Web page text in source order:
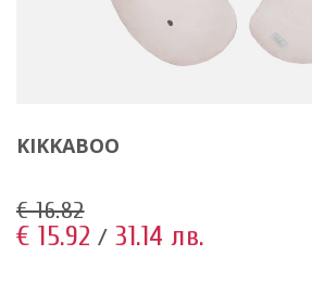
KIKKABOO
€ 16.82
€ 15.92 / 31.14 лв.